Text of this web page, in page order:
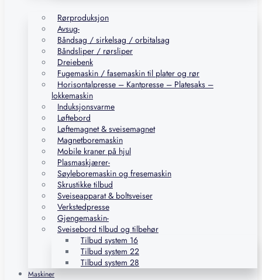
Rørproduksjon
Avsug-
Båndsag / sirkelsag / orbitalsag
Båndsliper / rørsliper
Dreiebenk
Fugemaskin / fasemaskin til plater og rør
Horisontalpresse – Kantpresse – Platesaks –
lokkemaskin
Induksjonsvarme
Løftebord
Løftemagnet & sveisemagnet
Magnetboremaskin
Mobile kraner på hjul
Plasmaskjærer-
Søyleboremaskin og fresemaskin
Skrustikke tilbud
Sveiseapparat & boltsveiser
Verkstedpresse
Gjengemaskin-
Sveisebord tilbud og tilbehør
Tilbud system 16
Tilbud system 22
Tilbud system 28
Maskiner